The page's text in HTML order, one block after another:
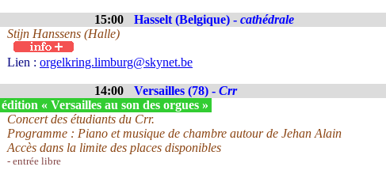
15:00 Hasselt (Belgique) - cathédrale
Stijn Hanssens (Halle)
Lien : orgelkring.limburg@skynet.be
14:00 Versailles (78) - Crr
« Versailles au son des orgues »
Concert des étudiants du Crr.
Programme : Piano et musique de chambre autour de Jehan Alain
Accès dans la limite des places disponibles
- entrée libre